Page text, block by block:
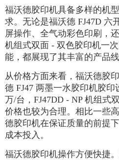
福沃德胶印机具备多样的机
求。无论是福沃德 FJ47D 六
屏操作、全气动彩色印刷，
机组式双面 - 双色胶印机一
能，都展现了其丰富的产品
从价格方面来看，福沃德胶
德 FJ47 两墨一水胶印机胶
万/台，FJ47DD - NP 机组式
价格也较为合理。相比一些
德胶印机在保证质量的前提
成本投入。
福沃德胶印机操作方便快捷